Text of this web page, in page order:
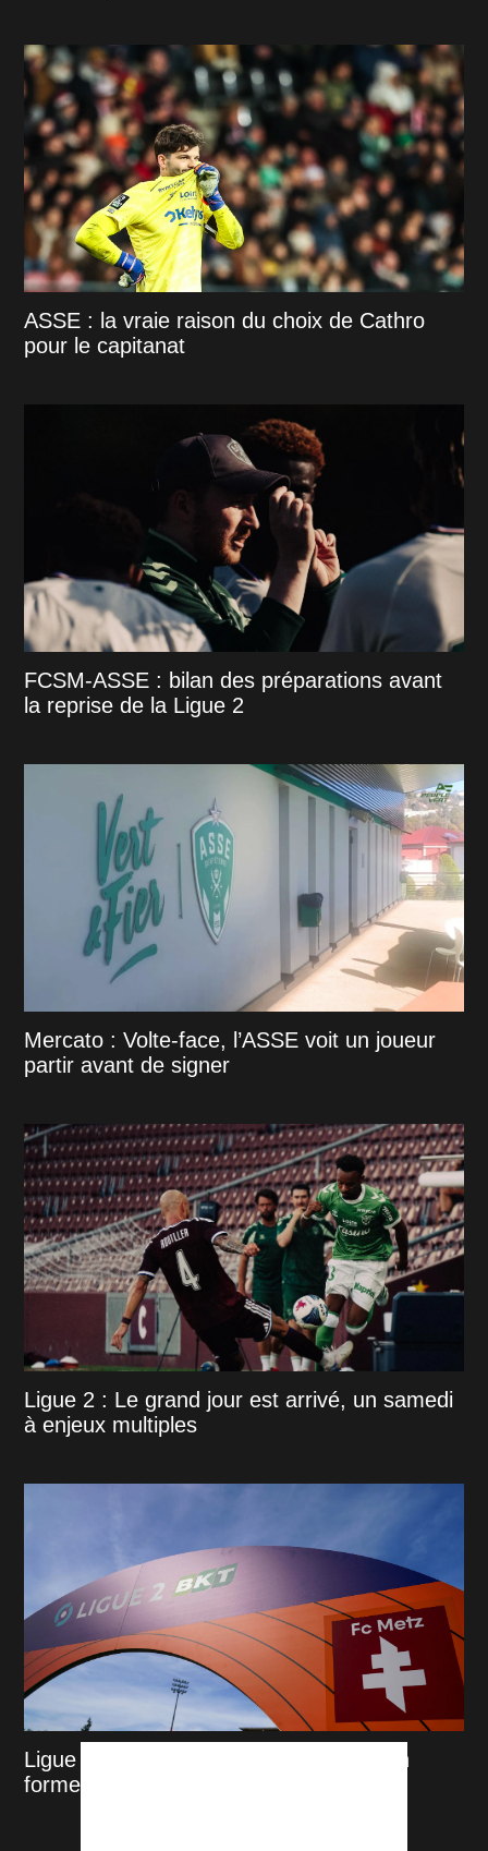
ASSE : la vraie raison du choix de Cathro
pour le capitanat
FCSM-ASSE : bilan des préparations avant
la reprise de la Ligue 2
Mercato : Volte-face, l’ASSE voit un joueur
partir avant de signer
Ligue 2 : Le grand jour est arrivé, un samedi
à enjeux multiples
Ligue 2 : notre classement des clubs en
forme avant le coup d'envoi